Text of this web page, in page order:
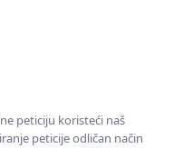
peticiju koristeći naš
peticije odličan način